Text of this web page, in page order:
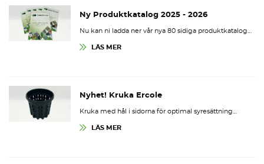
Ny Produktkatalog 2025 - 2026
Nu kan ni ladda ner vår nya 80 sidiga produktkatalog…
LÄS MER
Nyhet! Kruka Ercole
Kruka med hål i sidorna för optimal syresättning…
LÄS MER